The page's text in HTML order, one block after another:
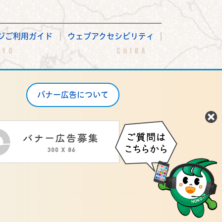
ご利用ガイド ウェブアクセシビリティ
バナー広告について